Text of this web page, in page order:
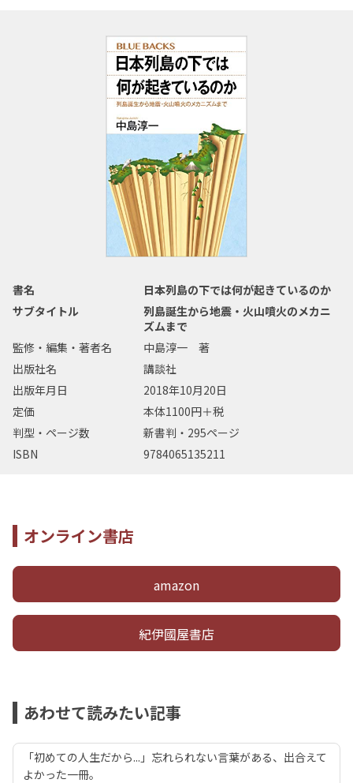
書名
日本列島の下では何が起きているのか
サブタイトル
列島誕生から地震・火山噴火のメカニ
ズムまで
監修・編集・著者名
中島淳一 著
出版社名
講談社
出版年月日
2018年10月20日
定価
本体1100円＋税
判型・ページ数
新書判・295ページ
ISBN
9784065135211
オンライン書店
amazon
紀伊國屋書店
あわせて読みたい記事
「初めての人生だから...」忘れられない言葉がある、出合えて
よかった一冊。